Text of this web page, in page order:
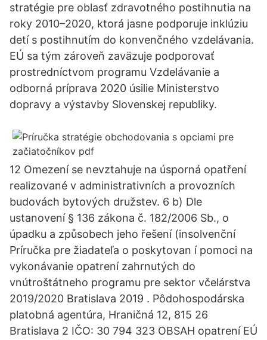
stratégie pre oblasť zdravotného postihnutia na
roky 2010–2020, ktorá jasne podporuje inklúziu
detí s postihnutím do konvenčného vzdelávania.
EÚ sa tým zároveň zaväzuje podporovať
prostredníctvom programu Vzdelávanie a
odborná príprava 2020 úsilie Ministerstvo
dopravy a výstavby Slovenskej republiky.
12 Omezení se nevztahuje na úsporná opatření
realizované v administrativních a provozních
budovách bytových družstev. 6 b) Dle
ustanovení § 136 zákona č. 182/2006 Sb., o
úpadku a způsobech jeho řešení (insolvenční
Príručka pre žiadateľa o poskytovan í pomoci na
vykonávanie opatrení zahrnutých do
vnútroštátneho programu pre sektor včelárstva
2019/2020 Bratislava 2019 . Pôdohospodárska
platobná agentúra, Hraničná 12, 815 26
Bratislava 2 IČO: 30 794 323 OBSAH opatrení EÚ